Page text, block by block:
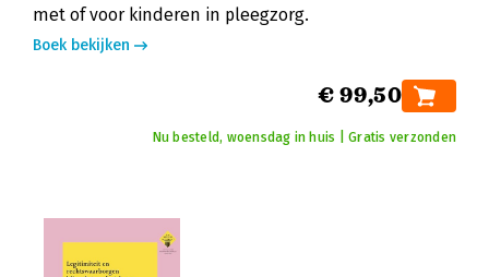
met of voor kinderen in pleegzorg.
Boek bekijken
€ 99,50
Nu besteld, woensdag in huis | Gratis verzonden